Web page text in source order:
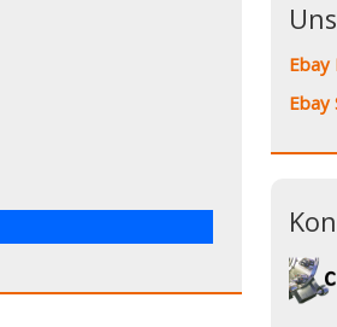
Ebay
Ebay